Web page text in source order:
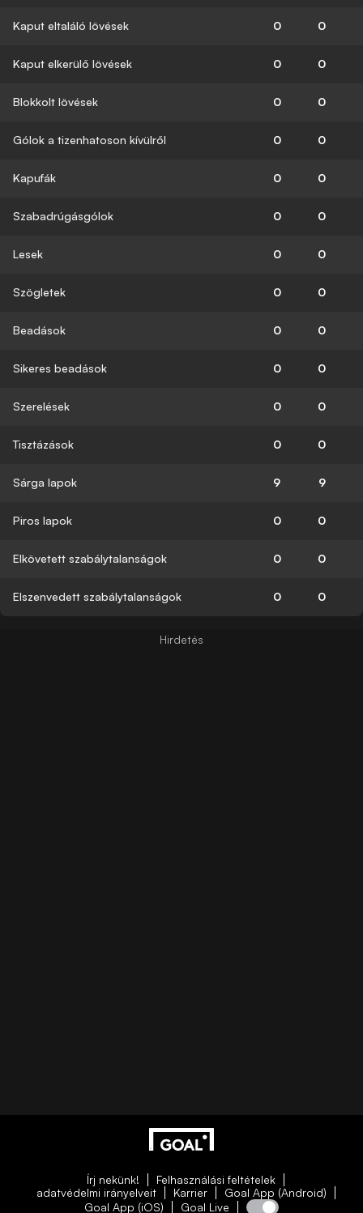
Kaput eltaláló lövések 0 0
Kaput elkerülő lövések 0 0
Blokkolt lövések 0 0
Gólok a tizenhatoson kívülről 0 0
Kapufák 0 0
Szabadrúgásgólok 0 0
Lesek 0 0
Szögletek 0 0
Beadások 0 0
Sikeres beadások 0 0
Szerelések 0 0
Tisztázások 0 0
Sárga lapok 9 9
Piros lapok 0 0
Elkövetett szabálytalanságok 0 0
Elszenvedett szabálytalanságok 0 0
Írj nekünk!
Felhasználási feltételek
adatvédelmi irányelveit
Karrier
Goal App (Android)
Goal App (iOS)
Goal Live